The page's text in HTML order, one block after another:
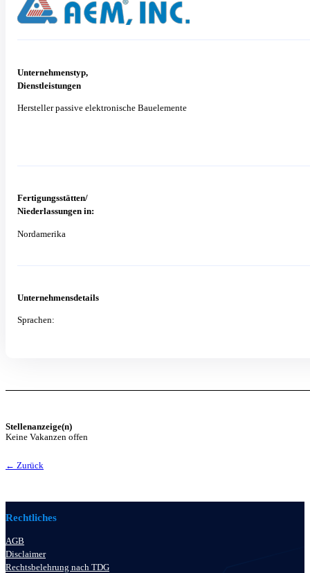
Unternehmenstyp,
Dienstleistungen
Hersteller passive elektronische Bauelemente
Fertigungsstätten/
Niederlassungen in:
Nordamerika
Unternehmensdetails
Sprachen:
Stellenanzeige(n)
Keine Vakanzen offen
← Zurück
Rechtliches
AGB
Disclaimer
Rechtsbelehrung nach TDG